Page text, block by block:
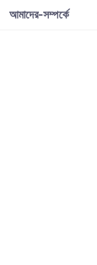
আমাদের-সম্পর্কে